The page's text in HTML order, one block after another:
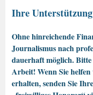
Ihre
Ohne hinreichende
Journalismus nach
dauerhaft möglich.
Arbeit! Wenn Sie
erhalten, senden Sie